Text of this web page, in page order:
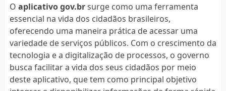
O aplicativo gov.brsurge como uma ferramenta
essencial na vida dos cidadãos brasileiros,
oferecendo uma maneira prática de acessar uma
variedade de serviços públicos. Com o crescimento da
tecnologia e a digitalização de processos, o governo
busca facilitar a vida dos seus cidadãos por meio
deste aplicativo, que tem como principal objetivo